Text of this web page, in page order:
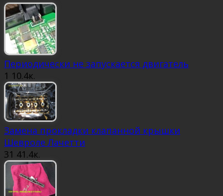
Периодически не запускается двигатель
1 10.4к.
Замена прокладки клапанной крышки
Шевроле Лачетти
31 41.4к.